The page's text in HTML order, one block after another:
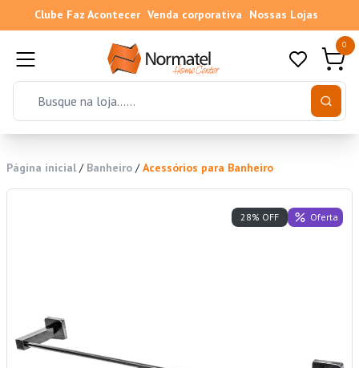
Clube Faz Acontecer Venda corporativa Nossas Lojas
0
Página inicial / Banheiro /Acessórios para Banheiro
28% OFF Oferta